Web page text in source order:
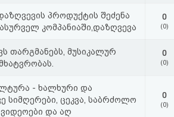
პროდუქტის შეძენა
კომპანიაში,დაზღვევა
0
(0)
თარგმანებს, მუსიკალურ
0
(0)
- ხალხური და
სიმღერები, ცეკვა, საბრძოლო
და აღ
0
(0)